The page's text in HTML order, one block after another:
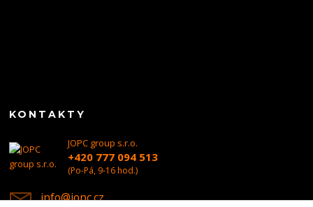
KONTAKTY
JOPC group s.r.o.
+420 777 094 513
(Po-Pá, 9-16 hod.)
info@jopc.cz